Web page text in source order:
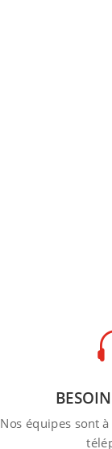
Nos équipes sont